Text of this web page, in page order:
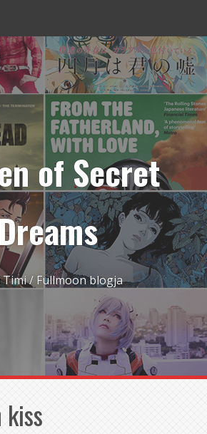
of Secret
Timi / Fullmoon blogja